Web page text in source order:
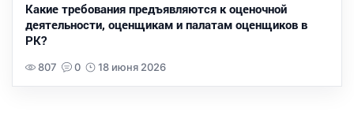
Какие требования предъявляются к оценочной
деятельности, оценщикам и палатам оценщиков в
РК?
807 0 18 июня 2026